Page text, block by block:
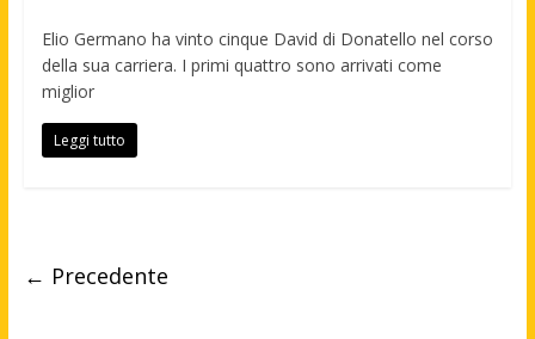
Elio Germano ha vinto cinque David di Donatello nel corso
della sua carriera. I primi quattro sono arrivati come
miglior
Leggi tutto
← Precedente